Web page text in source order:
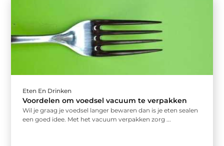
Eten En Drinken
Voordelen om voedsel vacuum te verpakken
Wil je graag je voedsel langer bewaren dan is je eten sealen
een goed idee. Met het vacuum verpakken zorg ...